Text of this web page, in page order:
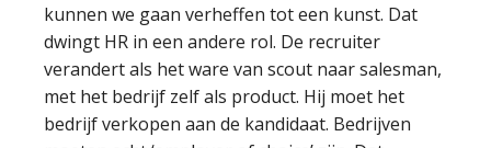
kunnen we gaan verheffen tot een kunst. Dat
dwingt HR in een andere rol. De recruiter
verandert als het ware van scout naar salesman,
met het bedrijf zelf als product. Hij moet het
bedrijf verkopen aan de kandidaat. Bedrijven